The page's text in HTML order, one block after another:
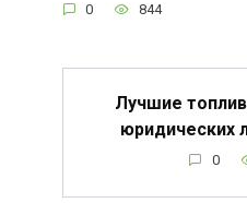
0 844
Лучшие
юридических
0